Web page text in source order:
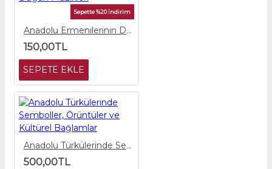
Sepette %20 İndirim
Anadolu Ermenilerinin Düğün Müzikleri
150,00TL
SEPETE EKLE
Anadolu Türkülerinde Semboller, Örüntüler ve Kültürel Bağlamlar
500,00TL